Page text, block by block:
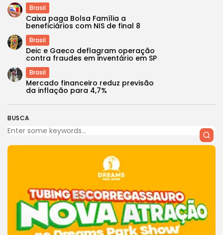
BUSCA
Brasil
Caixa paga Bolsa Família a
beneficiários com NIS de final 8
Brasil
Deic e Gaeco deflagram operação
contra fraudes em inventário em SP
Brasil
Mercado financeiro reduz previsão
da inflação para 4,7%